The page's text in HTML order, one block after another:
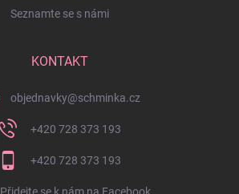
Seznamte se s námi
KONTAKT
objednavky@schminka.cz
+420 728 373 193
+420 728 373 193